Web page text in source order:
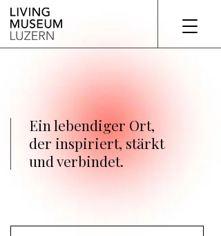
Ein lebendiger Ort,
der inspiriert, stärkt
und verbindet.